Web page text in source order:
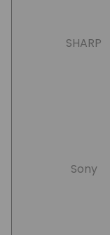
SHARP
Sony